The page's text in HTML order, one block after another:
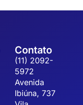
Contato
(11) 2092-
5972
Avenida
Ibiúna, 737